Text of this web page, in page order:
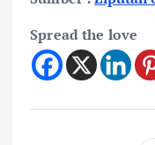
Spread the love